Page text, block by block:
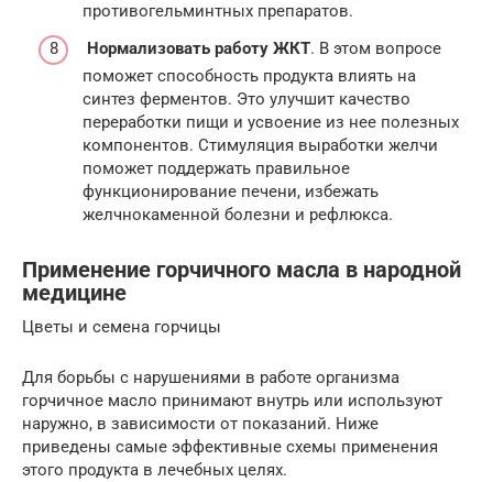
противогельминтных препаратов.
Нормализовать работу ЖКТ. В этом вопросе
поможет способность продукта влиять на
синтез ферментов. Это улучшит качество
переработки пищи и усвоение из нее полезных
компонентов. Стимуляция выработки желчи
поможет поддержать правильное
функционирование печени, избежать
желчнокаменной болезни и рефлюкса.
Применение горчичного масла в народной
медицине
Цветы и семена горчицы
Для борьбы с нарушениями в работе организма
горчичное масло принимают внутрь или используют
наружно, в зависимости от показаний. Ниже
приведены самые эффективные схемы применения
этого продукта в лечебных целях.